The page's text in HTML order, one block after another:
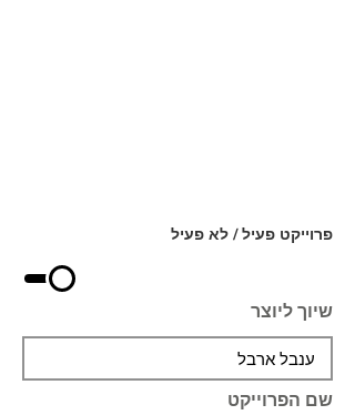
פרוייקט פעיל / לא פעיל
שיוך ליוצר
שם הפרוייקט